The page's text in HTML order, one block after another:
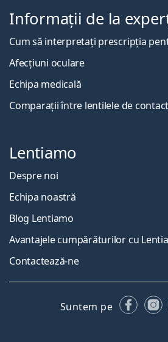
Informații de la
Cum să interpretați prescripția
Afecțiuni oculare
Echipa medicală
Comparații între lentilele de contact
Lentiamo
Despre noi
Echipa noastră
Blog Lentiamo
Avantajele cumpărăturilor cu
Contactează-ne
Suntem pe